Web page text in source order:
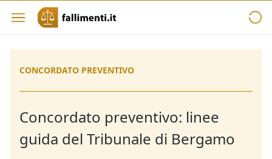
CONCORDATO PREVENTIVO
Concordato preventivo: linee
guida del Tribunale di Bergamo